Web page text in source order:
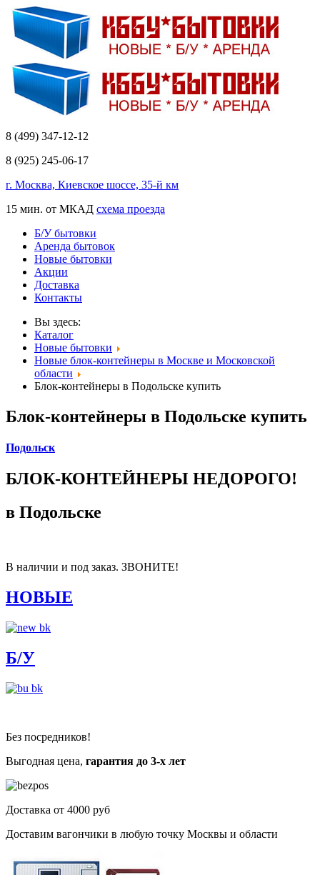
8 (499) 347-12-12
8 (925) 245-06-17
г. Москва, Киевское шоссе, 35-й км
15 мин. от МКАД схема проезда
Б/У бытовки
Аренда бытовок
Новые бытовки
Акции
Доставка
Контакты
Вы здесь:
Каталог
Новые бытовки
Новые блок-контейнеры в Москве и Московской
области
Блок-контейнеры в Подольске купить
Блок-контейнеры в Подольске купить
Подольск
БЛОК-КОНТЕЙНЕРЫ НЕДОРОГО!
в Подольске
В наличии и под заказ. ЗВОНИТЕ!
НОВЫЕ
Б/У
Без посредников!
Выгодная цена, гарантия до 3-х лет
Доставка от 4000 руб
Доставим вагончики в любую точку Москвы и области